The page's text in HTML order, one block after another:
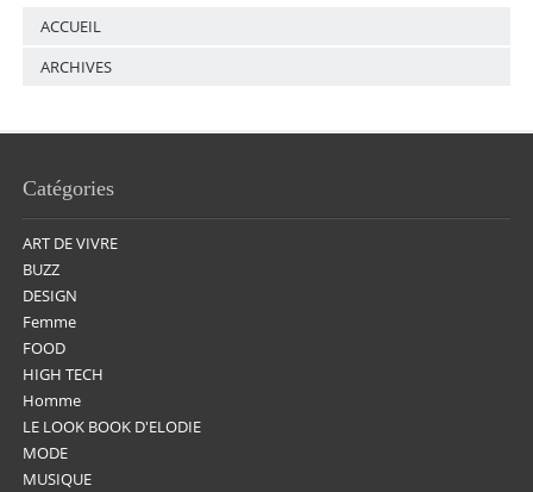
ACCUEIL
ARCHIVES
Catégories
ART DE VIVRE
BUZZ
DESIGN
Femme
FOOD
HIGH TECH
Homme
LE LOOK BOOK D'ELODIE
MODE
MUSIQUE